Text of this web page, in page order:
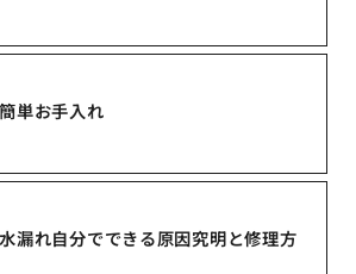
単お手入れ
漏れ自分でできる原因究明と修理方